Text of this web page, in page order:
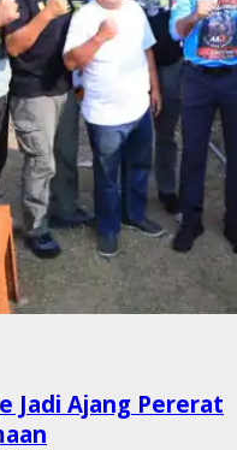
Jadi Ajang Pererat